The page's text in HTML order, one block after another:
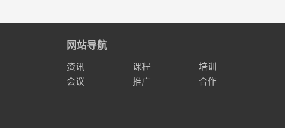
网站导航
资讯 课程
培训
会议
推广 合作